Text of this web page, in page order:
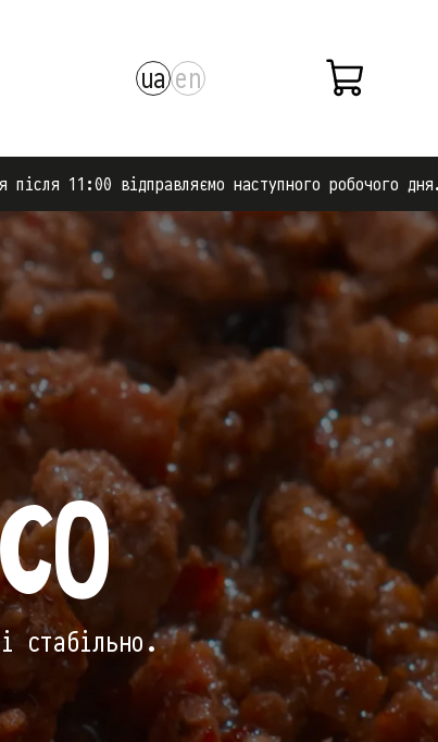
ua en
наступного робочого дня.
стабільно.